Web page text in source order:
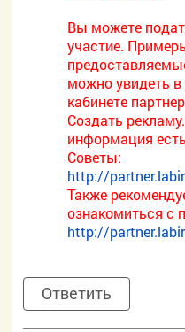
Вы можете
участие.
можно увидеть
кабинете
Создать
информация
Советы:
http://
Также
ознакомиться с
http://
Ответить